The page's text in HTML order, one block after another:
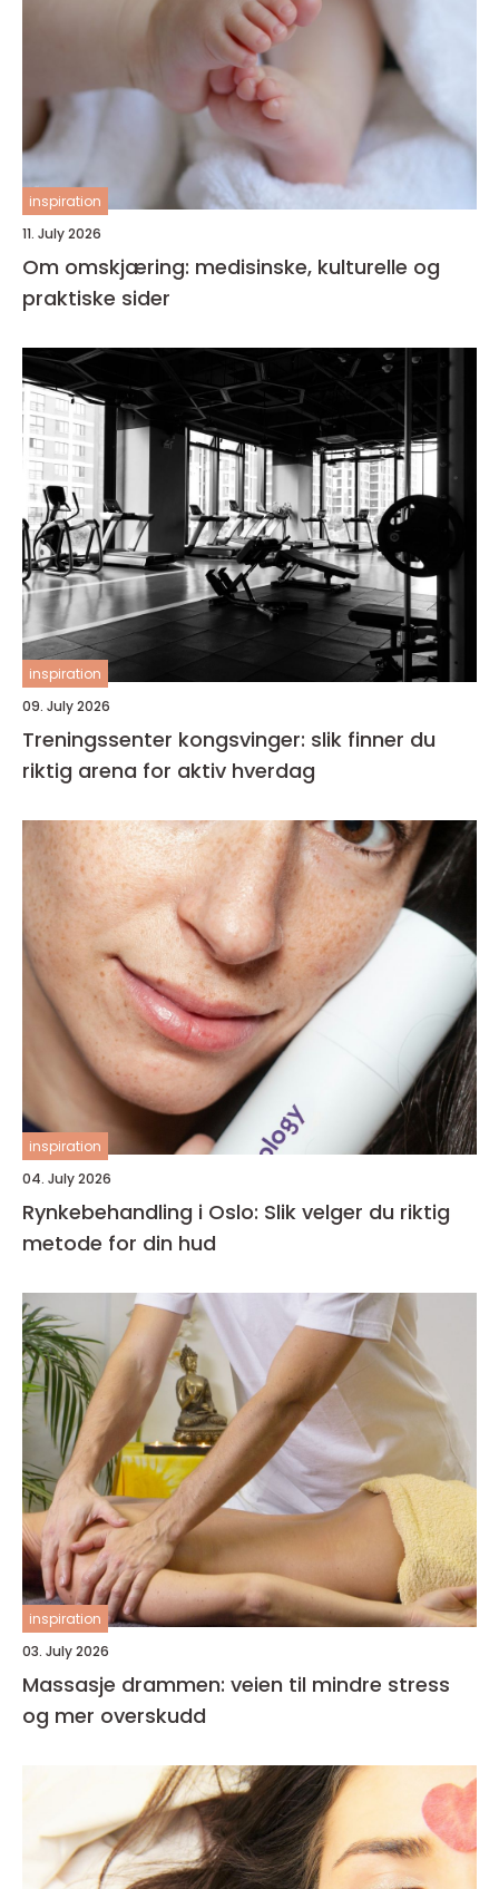
inspiration
11. July 2026
Om omskjæring: medisinske, kulturelle og
praktiske sider
inspiration
09. July 2026
Treningssenter kongsvinger: slik finner du
riktig arena for aktiv hverdag
inspiration
04. July 2026
Rynkebehandling i Oslo: Slik velger du riktig
metode for din hud
inspiration
03. July 2026
Massasje drammen: veien til mindre stress
og mer overskudd